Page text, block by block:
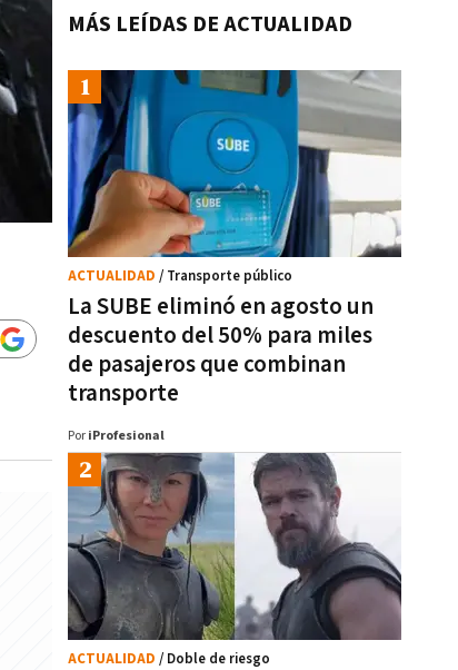
MÁS LEÍDAS DE ACTUALIDAD
La SUBE eliminó en agosto un
descuento del 50% para miles
de pasajeros que combinan
transporte
ACTUALIDAD / Transporte público
Por iProfesional
ACTUALIDAD / Doble de riesgo